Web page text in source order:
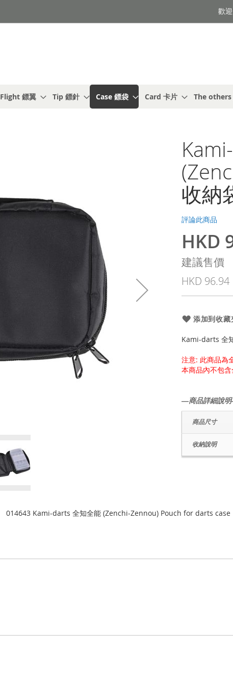
歡
Flight 鏢翼 Tip 鏢針 Case 鏢袋 Card 卡片 The others
收納
評論此商品
特
殊
價
格
HKD
建議售價
HKD 96.94
添加到收藏
Kami-darts 全
注意: 此商品為
本商品內不包含
―商品詳細說
商品尺寸
收納說明
014643 Kami-darts 全知全能 (Zenchi-Zennou) Pouch for darts case